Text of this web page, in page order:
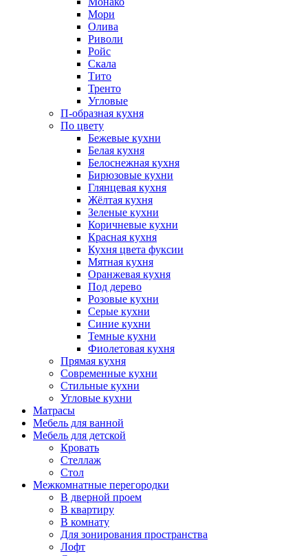
Мори
Олива
Риволи
Ройс
Скала
Тито
Тренто
Угловые
П-образная кухня
По цвету
Бежевые кухни
Белая кухня
Белоснежная кухня
Бирюзовые кухни
Глянцевая кухня
Жёлтая кухня
Зеленые кухни
Коричневые кухни
Красная кухня
Кухня цвета фуксии
Мятная кухня
Оранжевая кухня
Под дерево
Розовые кухни
Серые кухни
Синие кухни
Темные кухни
Фиолетовая кухня
Прямая кухня
Современные кухни
Стильные кухни
Угловые кухни
Матрасы
Мебель для ванной
Мебель для детской
Кровать
Стеллаж
Стол
Межкомнатные перегородки
В дверной проем
В квартиру
В комнату
Для зонирования пространства
Лофт